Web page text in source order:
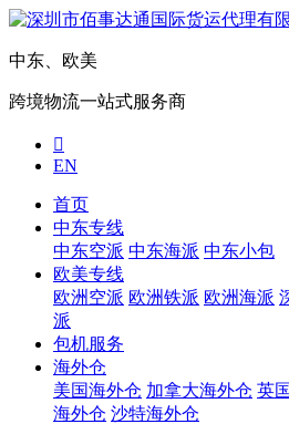
中东、欧美
跨境物流一站式服务商

EN
首页
中东专线
中东空派 中东海派 中东小包
欧美专线
欧洲空派 欧洲铁派 欧洲海派
派
包机服务
海外仓
美国海外仓 加拿大海外仓 英
海外仓 沙特海外仓